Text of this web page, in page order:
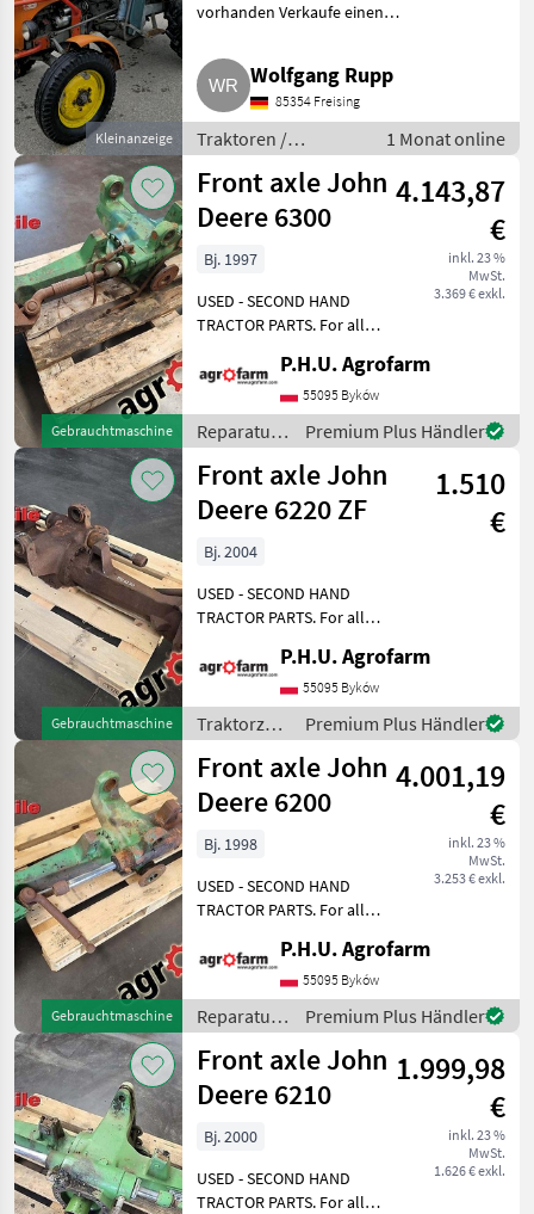
Kleinanzeige
vorhanden Verkaufe einen
guter Zustand, wie an den
Bildern ersichtlich,
österreichischer Original-
Typenschei
Wolfgang Rupp
85354 Freising
Traktoren /
Standard Traktoren
1 Monat online
Gebrauchtmaschine
Front axle John
Deere 6300
4.143,87
€
inkl. 23 %
MwSt.
3.369 € exkl.
Bj. 1997
USED - SECOND HAND
TRACTOR PARTS. For all
message by e-mail either
whatsapp. TRAKTOR -
SCHLEPPER ERSATZTEILE.
Bei weiteren fragen
kontaktieren
P.H.U. Agrofarm
55095 Byków
Reparatur
und
Ersatzteile
/ John
Deere
Premium Plus Händler
Gebrauchtmaschine
Front axle John
Deere 6220 ZF
1.510
€
Bj. 2004
USED - SECOND HAND
TRACTOR PARTS. For all
message by e-mail either
whatsapp. TRAKTOR -
SCHLEPPER ERSATZTEILE.
Bei weiteren fragen
kontaktieren
P.H.U. Agrofarm
55095 Byków
Traktorzubehör
/ John
Deere
Premium Plus Händler
Gebrauchtmaschine
Front axle John
Deere 6200
4.001,19
€
inkl. 23 %
MwSt.
3.253 € exkl.
Bj. 1998
USED - SECOND HAND
TRACTOR PARTS. For all
message by e-mail either
whatsapp. TRAKTOR -
SCHLEPPER ERSATZTEILE.
Bei weiteren fragen
kontaktieren
P.H.U. Agrofarm
55095 Byków
Reparatur
und
Ersatzteile
/ John
Deere
Premium Plus Händler
Front axle John
Deere 6210
1.999,98
€
inkl. 23 %
MwSt.
1.626 € exkl.
Bj. 2000
USED - SECOND HAND
TRACTOR PARTS. For all